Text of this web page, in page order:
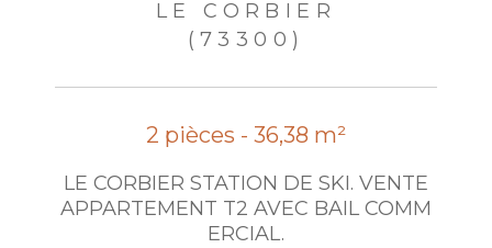
LE CORBIER
(73300)
2 pièces - 36,38 m²
LE CORBIER STATION DE SKI. VENTE
APPARTEMENT T2 AVEC BAIL COMM
ERCIAL.